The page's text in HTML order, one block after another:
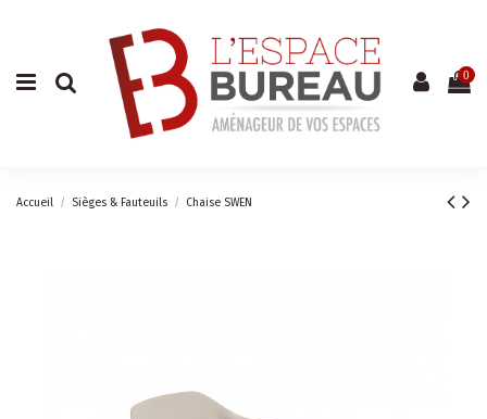
De 9h à 12h et de 14h à 18h
04 73 69 42 21 0
Accueil Sièges & Fauteuils Chaise SWEN